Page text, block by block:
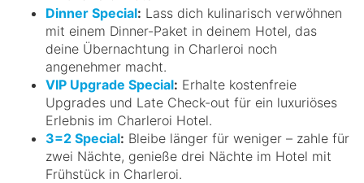
Dinner Special: Lass dich kulinarisch verwöhnen
mit einem Dinner-Paket in deinem Hotel, das
deine Übernachtung in Charleroi noch
angenehmer macht.
VIP Upgrade Special: Erhalte kostenfreie
Upgrades und Late Check-out für ein luxuriöses
Erlebnis im Charleroi Hotel.
3=2 Special: Bleibe länger für weniger – zahle für
zwei Nächte, genieße drei Nächte im Hotel mit
Frühstück in Charleroi.